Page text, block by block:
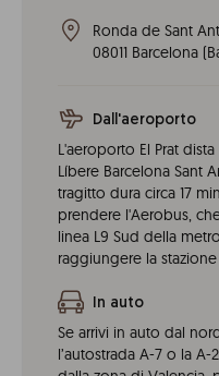
Ronda de Sant
08011 Barcelona (
Dall'aeroporto
L'aeroporto El Prat
Líbere Barcelona Sant
tragitto dura circa 17
prendere l'Aerobus,
linea L9 Sud della
raggiungere la
In auto
Se arrivi in auto dal
l’autostrada A-7 o la